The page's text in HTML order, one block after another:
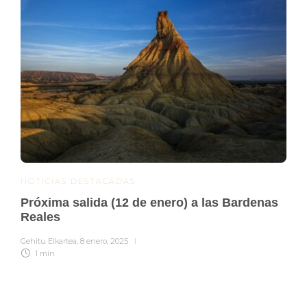
NOTICIAS DESTACADAS
Próxima salida (12 de enero) a las Bardenas
Reales
Gehitu Elkartea 8 enero, 2025
1 min